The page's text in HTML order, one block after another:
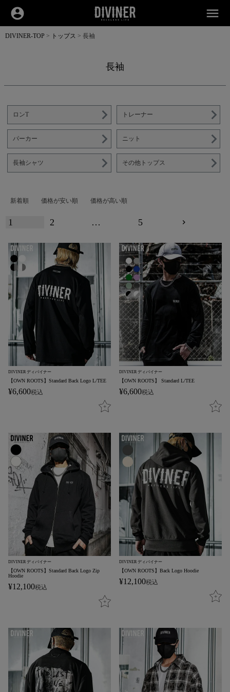
account_circle menu
DIVINER-TOP トップス 長袖
長袖
ロンT トレーナー
パーカー ニット
長袖シャツ その他トップス
新着順 価格が安い順 価格が高い順
1 2 … 5
DIVINER ディバイナー
【OWN ROOTS】Standard Back Logo L/TEE
¥6,600税込
DIVINER ディバイナー
【OWN ROOTS】 Standard L/TEE
¥6,600税込
DIVINER ディバイナー
【OWN ROOTS】Standard Back Logo Zip
Hoodie
¥12,100税込
DIVINER ディバイナー
【OWN ROOTS】Back Logo Hoodie
¥12,100税込